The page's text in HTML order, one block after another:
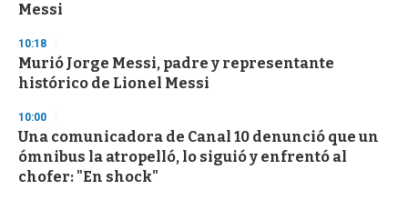
Messi
10:18
Murió Jorge Messi, padre y representante
histórico de Lionel Messi
10:00
Una comunicadora de Canal 10 denunció que un
ómnibus la atropelló, lo siguió y enfrentó al
chofer: "En shock"